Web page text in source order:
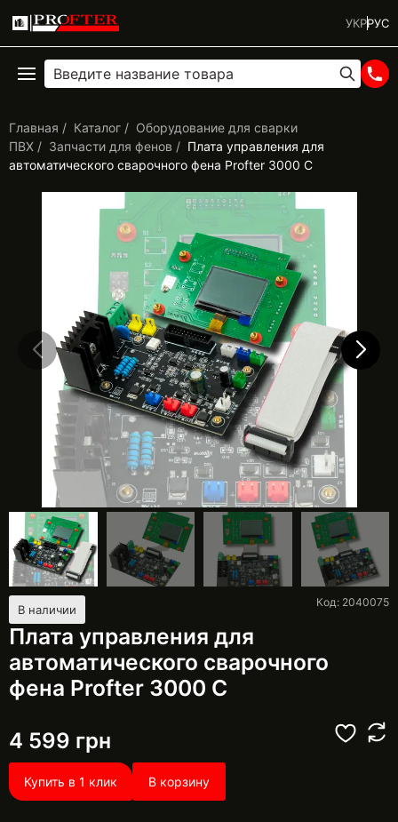
УКРРУС
Главная Каталог
Оборудование для сварки
ПВХ
Запчасти для фенов
Плата управления для
автоматического сварочного фена Profter 3000 С
В наличии
Плата управления для
автоматического сварочного
фена Profter 3000 С
Код: 2040075
4 599 грн
Купить в 1 клик В корзину